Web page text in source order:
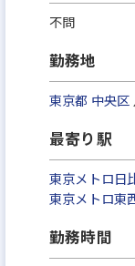
不問
勤務地
東京都 中央区
最寄り駅
東京メトロ日
東京メトロ東
勤務時間